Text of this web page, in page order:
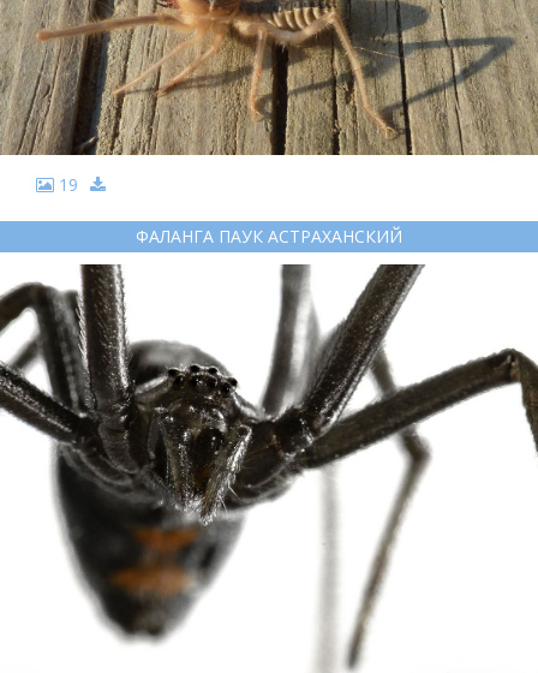
19
ФАЛАНГА ПАУК АСТРАХАНСКИЙ